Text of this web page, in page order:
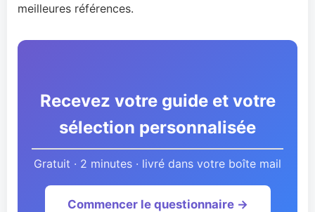
meilleures références.
Recevez votre guide et votre
sélection personnalisée
Gratuit · 2 minutes · livré dans votre boîte mail
Commencer le questionnaire →